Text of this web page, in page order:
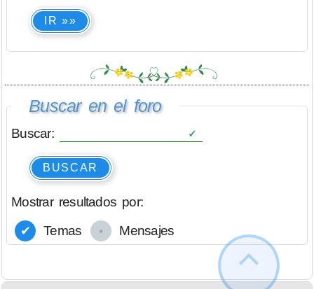
IR »»
Buscar en el foro
Buscar:
BUSCAR
Mostrar resultados por:
Temas
Mensajes